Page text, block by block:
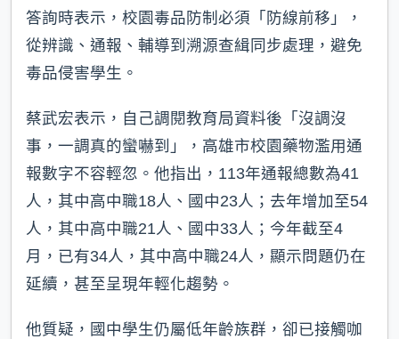
答詢時表示，校園毒品防制必須「防線前移」，
從辨識、通報、輔導到溯源查緝同步處理，避免
毒品侵害學生。
蔡武宏表示，自己調閱教育局資料後「沒調沒
事，一調真的蠻嚇到」，高雄市校園藥物濫用通
報數字不容輕忽。他指出，113年通報總數為41
人，其中高中職18人、國中23人；去年增加至54
人，其中高中職21人、國中33人；今年截至4
月，已有34人，其中高中職24人，顯示問題仍在
延續，甚至呈現年輕化趨勢。
他質疑，國中學生仍屬低年齡族群，卻已接觸咖